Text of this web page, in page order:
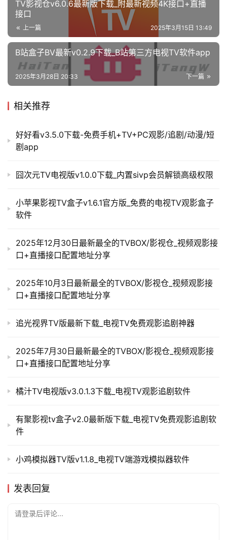
TV影视仓v6.0.6最新版下载_附最新视频4K接口+直播
接口
上一篇 2025年3月15日 13:49
B站盒子BV最新v0.2.9下载_B站第三方电视TV软件app
下一篇
2025年3月28日 20:33
相关推荐
好好看v3.5.0下载-免费手机+TV+PC观影/追剧/动漫/短
剧app
囧次元TV电视版v1.0.0下载_内置sivp会员解锁高级权限
小苹果影视TV盒子v1.6.1官方版_免费的电视TV观影盒子
软件
2025年12月30日最新最全的TVBOX/影视仓_视频观影接
口+直播接口配置地址分享
2025年10月3日最新最全的TVBOX/影视仓_视频观影接
口+直播接口配置地址分享
追光视界TV版最新下载_电视TV免费观影追剧神器
2025年7月30日最新最全的TVBOX/影视仓_视频观影接
口+直播接口配置地址分享
橘汁TV电视版v3.0.1.3下载_电视TV观影追剧软件
有聚影视tv盒子v2.0最新版下载_电视TV免费观影追剧软
件
小鸡模拟器TV版v1.1.8_电视TV端游戏模拟器软件
发表回复
请登录后评论...